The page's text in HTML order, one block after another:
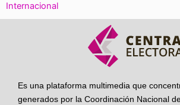
Internacional
Es una plataforma multimedia que
generados por la Coordinación Nacional